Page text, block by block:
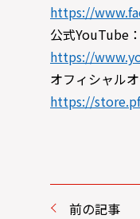
https://
公式YouTube：
https://
オフィシャル
https://
前の記事